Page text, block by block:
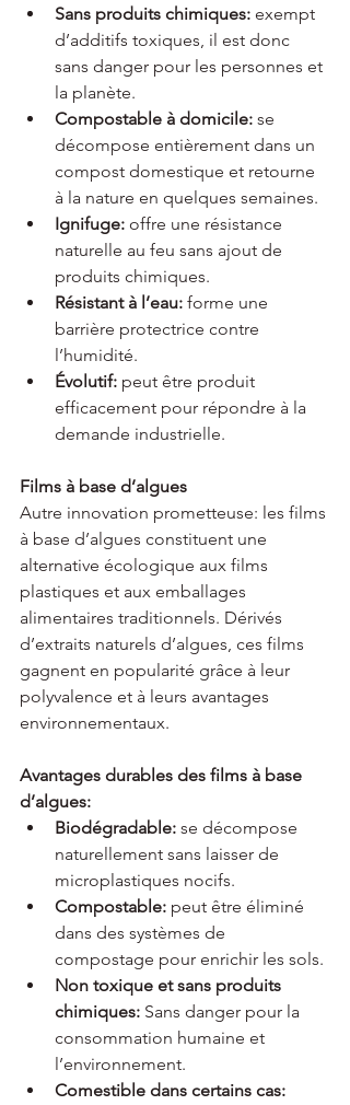
Sans produits chimiques: exempt
d’additifs toxiques, il est donc
sans danger pour les personnes et
la planète.
Compostable à domicile: se
décompose entièrement dans un
compost domestique et retourne
à la nature en quelques semaines.
Ignifuge: offre une résistance
naturelle au feu sans ajout de
produits chimiques.
Résistant à l’eau: forme une
barrière protectrice contre
l’humidité.
Évolutif: peut être produit
efficacement pour répondre à la
demande industrielle.
Films à base d’algues
Autre innovation prometteuse: les films
à base d’algues constituent une
alternative écologique aux films
plastiques et aux emballages
alimentaires traditionnels. Dérivés
d’extraits naturels d’algues, ces films
gagnent en popularité grâce à leur
polyvalence et à leurs avantages
environnementaux.
Avantages durables des films à base
d’algues:
Biodégradable: se décompose
naturellement sans laisser de
microplastiques nocifs.
Compostable: peut être éliminé
dans des systèmes de
compostage pour enrichir les sols.
Non toxique et sans produits
chimiques: Sans danger pour la
consommation humaine et
l’environnement.
Comestible dans certains cas: